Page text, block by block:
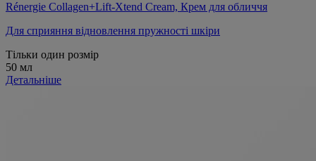
Rénergie Collagen+Lift-Xtend Cream, Крем для обличчя
Для сприяння відновлення пружності шкіри
Тільки один розмір
50 мл
Детальніше